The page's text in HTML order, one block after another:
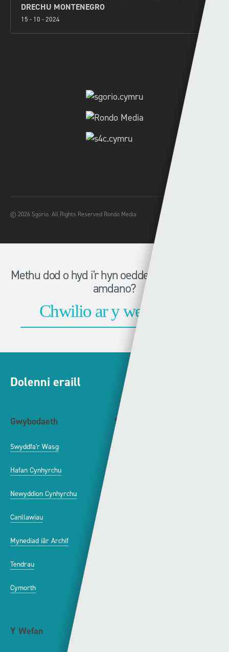
DRECHU MONTENEGRO
15 - 10 - 2024
© 2026 Sgorio. All Rights Reserved Rondo Media
Methu dod o hyd i'r hyn oeddech chi'n chwilio
amdano?
Dolenni eraill
Gwybodaeth
Swyddfa'r Wasg
Hafan Cynhyrchu
Newyddion Cynhyrchu
Canllawiau
Mynediad iâr Archif
Tendrau
Cymorth
S4C
Y Wefan